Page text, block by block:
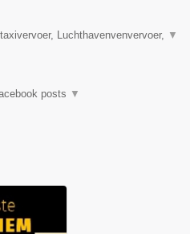
Luchthavenvenvervoer, ▼
posts ▼